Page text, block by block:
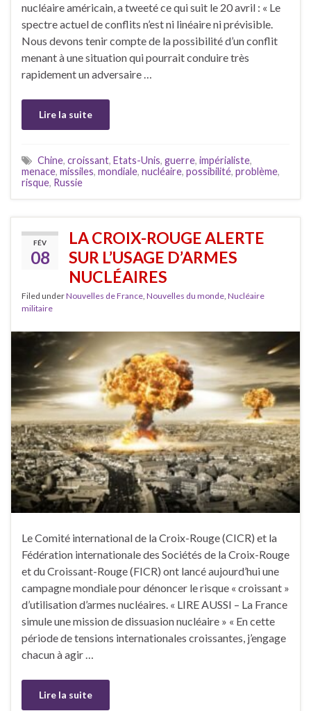
nucléaire américain, a tweeté ce qui suit le 20 avril : « Le
spectre actuel de conflits n’est ni linéaire ni prévisible.
Nous devons tenir compte de la possibilité d’un conflit
menant à une situation qui pourrait conduire très
rapidement un adversaire …
Lire la suite
Chine, croissant, Etats-Unis, guerre, impérialiste,
menace, missiles, mondiale, nucléaire, possibilité, problème,
risque, Russie
FÉV
08
LA CROIX-ROUGE ALERTE
SUR L’USAGE D’ARMES
NUCLÉAIRES
Filed underNouvelles de France, Nouvelles du monde, Nucléaire
militaire
Le Comité international de la Croix-Rouge (CICR) et la
Fédération internationale des Sociétés de la Croix-Rouge
et du Croissant-Rouge (FICR) ont lancé aujourd’hui une
campagne mondiale pour dénoncer le risque « croissant »
d’utilisation d’armes nucléaires. « LIRE AUSSI – La France
simule une mission de dissuasion nucléaire » « En cette
période de tensions internationales croissantes, j’engage
chacun à agir …
Lire la suite